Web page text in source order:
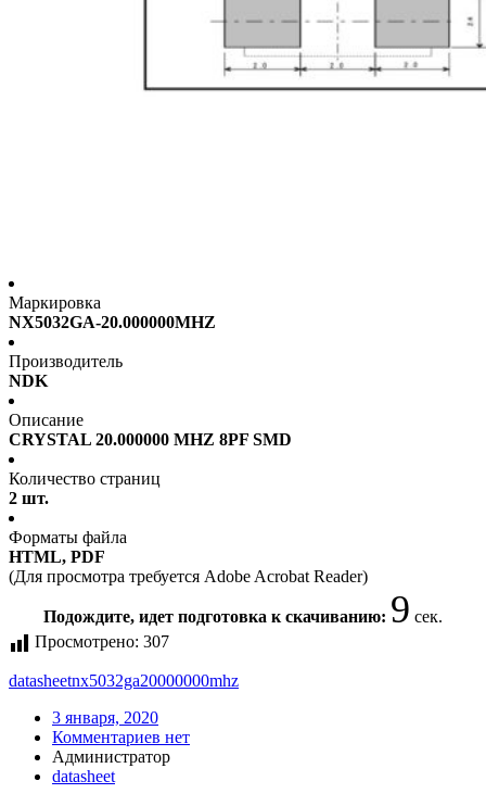
Маркировка
NX5032GA-20.000000MHZ
Производитель
NDK
Описание
CRYSTAL 20.000000 MHZ 8PF SMD
Количество страниц
2 шт.
Форматы файла
HTML, PDF
(Для просмотра требуется Adobe Acrobat Reader)
Подождите, идет подготовка к скачиванию: 9 сек.
Просмотрено: 307
datasheetnx5032ga20000000mhz
3 января, 2020
Комментариев нет
Администратор
datasheet